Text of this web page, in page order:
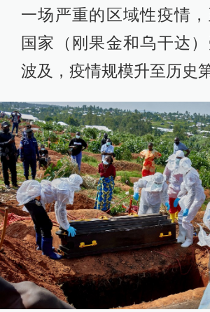
一场严重的区域性疫情
国家（刚果金和乌干达
波及，疫情规模升至历史